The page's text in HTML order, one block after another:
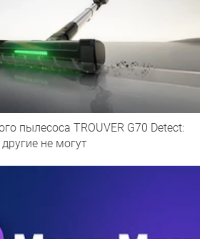
пылесоса TROUVER G70 Detect:
не могут